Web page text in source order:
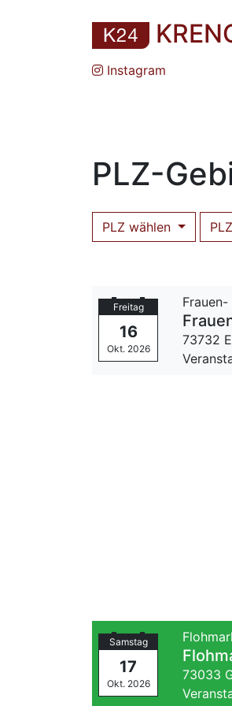
Instagram
PLZ-
PLZ wählen
Freitag
16
Okt. 2026
73732
Samstag
17
Okt. 2026
73033